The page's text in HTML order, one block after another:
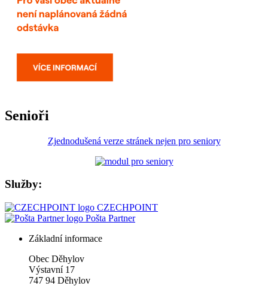
Senioři
Zjednodušená verze stránek nejen pro seniory
Služby:
CZECHPOINT
Pošta Partner
Základní informace
Obec Děhylov
Výstavní 17
747 94 Děhylov